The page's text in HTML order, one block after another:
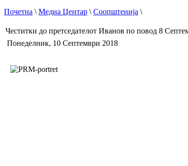
Почетна \Медиа Центар \Соопштенија \
Честитки до претседателот Иванов по повод 8
Понеделник, 10 Септември 2018